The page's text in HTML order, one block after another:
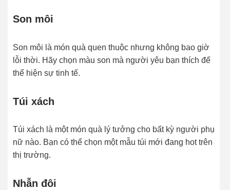
Son môi
Son môi là món quà quen thuộc nhưng không bao giờ
lỗi thời. Hãy chọn màu son mà người yêu bạn thích để
thể hiện sự tinh tế.
Túi xách
Túi xách là một món quà lý tưởng cho bất kỳ người phụ
nữ nào. Bạn có thể chọn một mẫu túi mới đang hot trên
thị trường.
Nhẫn đôi